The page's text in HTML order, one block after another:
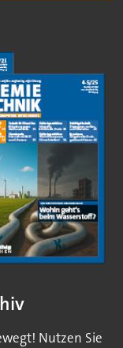
Nutzen Sie